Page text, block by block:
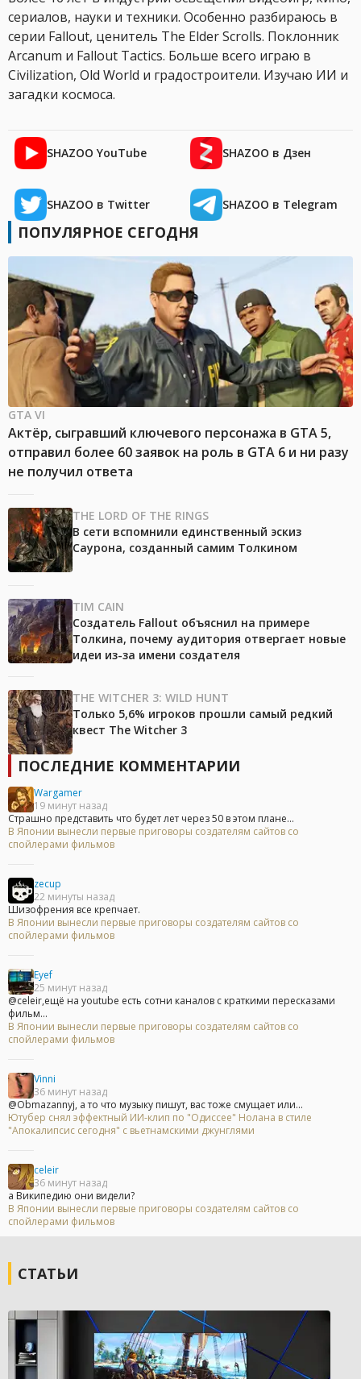
сериалов, науки и техники. Особенно разбираюсь в
серии Fallout, ценитель The Elder Scrolls. Поклонник
Arcanum и Fallout Tactics. Больше всего играю в
Civilization, Old World и градостроители. Изучаю ИИ и
загадки космоса.
SHAZOO YouTube SHAZOO в Дзен
SHAZOO в Twitter SHAZOO в Telegram
ПОПУЛЯРНОЕ СЕГОДНЯ
GTA VI
Актёр, сыгравший ключевого персонажа в GTA 5,
отправил более 60 заявок на роль в GTA 6 и ни разу
не получил ответа
THE LORD OF THE RINGS
В сети вспомнили единственный эскиз
Саурона, созданный самим Толкином
TIM CAIN
Создатель Fallout объяснил на примере
Толкина, почему аудитория отвергает новые
идеи из-за имени создателя
THE WITCHER 3: WILD HUNT
Только 5,6% игроков прошли самый редкий
квест The Witcher 3
ПОСЛЕДНИЕ КОММЕНТАРИИ
Wargamer
19 минут назад
Страшно представить что будет лет через 50 в этом плане...
В Японии вынесли первые приговоры создателям сайтов со
спойлерами фильмов
zecup
22 минуты назад
Шизофрения все крепчает.
В Японии вынесли первые приговоры создателям сайтов со
спойлерами фильмов
Eyef
25 минут назад
@celeir,ещё на youtube есть сотни каналов с краткими пересказами
фильм...
В Японии вынесли первые приговоры создателям сайтов со
спойлерами фильмов
Vinni
36 минут назад
@Obmazannyj, а то что музыку пишут, вас тоже смущает или...
Ютубер снял эффектный ИИ-клип по "Одиссее" Нолана в стиле
"Апокалипсис сегодня" с вьетнамскими джунглями
celeir
36 минут назад
а Википедию они видели?
В Японии вынесли первые приговоры создателям сайтов со
спойлерами фильмов
СТАТЬИ